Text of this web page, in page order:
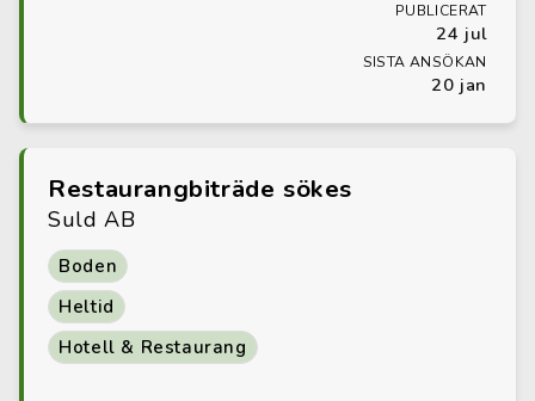
PUBLICERAT
24 jul
SISTA ANSÖKAN
20 jan
Restaurangbiträde sökes
Suld AB
Boden
Heltid
Hotell & Restaurang